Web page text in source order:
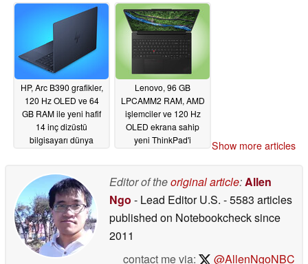
05/29/2026
HP, Arc B390 grafikler,
120 Hz OLED ve 64
GB RAM ile yeni hafif
14 inç dizüstü
bilgisayarı dünya
Lenovo, 96 GB
LPCAMM2 RAM, AMD
işlemciler ve 120 Hz
OLED ekrana sahip
yeni ThinkPad'i
Show more articles
Editor of theoriginal article: Allen
Ngo - Lead Editor U.S. - 5583 articles
published on Notebookchecksince
2011
contact me via:
@AllenNgoNBC